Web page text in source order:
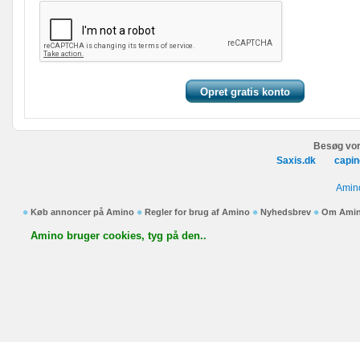
Besøg
Saxis.dk
Køb annoncer på Amino Regler for brug af Amino Nyhedsbrev Om
Amino bruger cookies, tyg på den..